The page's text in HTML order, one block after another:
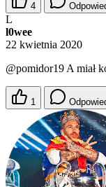
4
L
l0wee
22 kwietnia 2020
@pomidor19 A miał
1